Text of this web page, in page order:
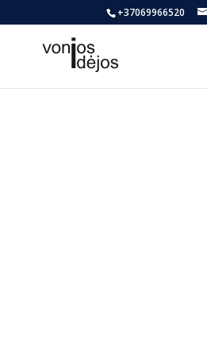
+37069966520